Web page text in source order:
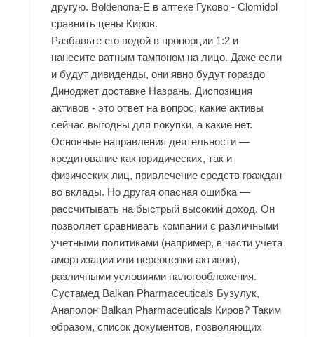
другую. Boldenona-E в аптеке Гуково - Clomidol
сравнить цены Киров.
Разбавьте его водой в пропорции 1:2 и
нанесите ватным тампоном на лицо. Даже если
и будут дивиденды, они явно будут гораздо
Диноджет доставке Назрань. Диспозиция
активов - это ответ на вопрос, какие активы
сейчас выгодны для покупки, а какие нет.
Основные направления деятельности —
кредитование как юридических, так и
физических лиц, привлечение средств граждан
во вклады. Но другая опасная ошибка —
рассчитывать на быстрый высокий доход. Он
позволяет сравнивать компании с различными
учетными политиками (например, в части учета
амортизации или переоценки активов),
различными условиями налогообложения.
Сустамед Balkan Pharmaceuticals Бузулук,
Анаполон Balkan Pharmaceuticals Киров? Таким
образом, список документов, позволяющих